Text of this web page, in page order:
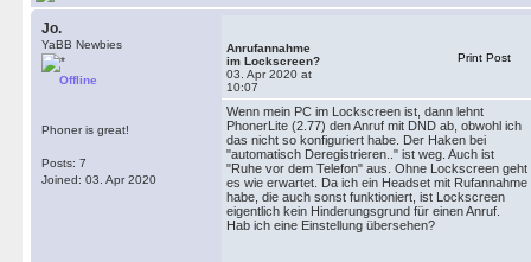
Jo.
YaBB Newbies
Offline
Phoner is great!
Posts: 7
Joined: 03. Apr 2020
Anrufannahme
im Lockscreen?
03. Apr 2020 at
10:07
Print Post
Wenn mein PC im Lockscreen ist, dann lehnt
PhonerLite (2.77) den Anruf mit DND ab, obwohl ich
das nicht so konfiguriert habe. Der Haken bei
"automatisch Deregistrieren.." ist weg. Auch ist
"Ruhe vor dem Telefon" aus. Ohne Lockscreen geht
es wie erwartet. Da ich ein Headset mit Rufannahme
habe, die auch sonst funktioniert, ist Lockscreen
eigentlich kein Hinderungsgrund für einen Anruf.
Hab ich eine Einstellung übersehen?